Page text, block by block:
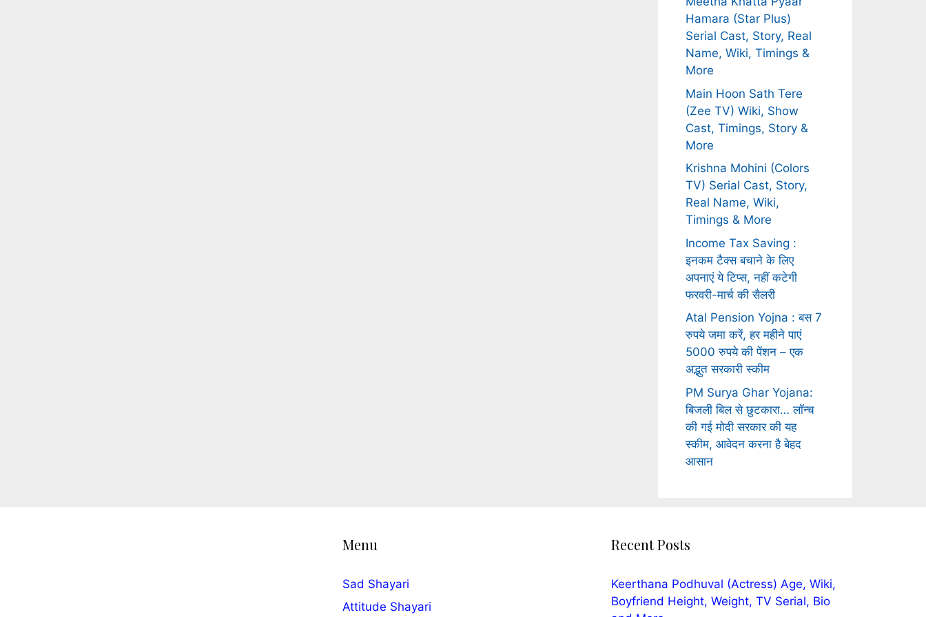
Hamara (Star Plus)
Serial Cast, Story, Real
Name, Wiki, Timings &
More
Main Hoon Sath Tere
(Zee TV) Wiki, Show
Cast, Timings, Story &
More
Krishna Mohini (Colors
TV) Serial Cast, Story,
Real Name, Wiki,
Timings & More
Income Tax Saving :
इनकम टैक्स बचाने के लिए
अपनाएं ये टिप्स, नहीं कटेगी
फरवरी-मार्च की सैलरी
Atal Pension Yojna : बस 7
रुपये जमा करें, हर महीने पाएं
5000 रुपये की पेंशन – एक
अद्भुत सरकारी स्कीम
PM Surya Ghar Yojana:
बिजली बिल से छुटकारा… लॉन्च
की गई मोदी सरकार की यह
स्कीम, आवेदन करना है बेहद
आसान
Menu
Sad Shayari
Attitude Shayari
Recent Posts
Keerthana Podhuval (Actress) Age, Wiki,
Boyfriend Height, Weight, TV Serial, Bio